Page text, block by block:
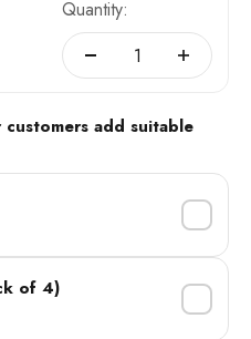
Quantity:
add suitable
of 4)